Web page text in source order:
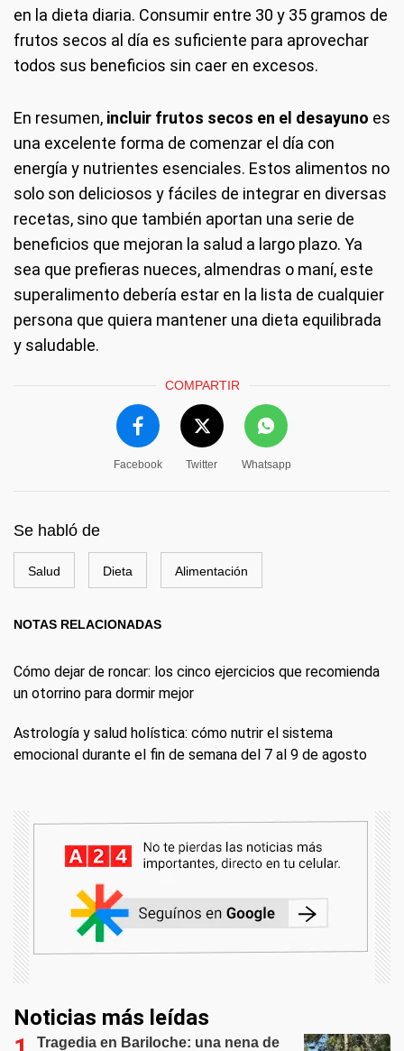
en la dieta diaria. Consumir entre 30 y 35 gramos de
frutos secos al día es suficiente para aprovechar
todos sus beneficios sin caer en excesos.
En resumen, incluir frutos secos en el desayuno es
una excelente forma de comenzar el día con
energía y nutrientes esenciales. Estos alimentos no
solo son deliciosos y fáciles de integrar en diversas
recetas, sino que también aportan una serie de
beneficios que mejoran la salud a largo plazo. Ya
sea que prefieras nueces, almendras o maní, este
superalimento debería estar en la lista de cualquier
persona que quiera mantener una dieta equilibrada
y saludable.
COMPARTIR
Facebook Twitter Whatsapp
Se habló de
Salud Dieta Alimentación
NOTAS RELACIONADAS
Cómo dejar de roncar: los cinco ejercicios que recomienda
un otorrino para dormir mejor
Astrología y salud holística: cómo nutrir el sistema
emocional durante el fin de semana del 7 al 9 de agosto
Noticias más leídas
Tragedia en Bariloche: una nena de